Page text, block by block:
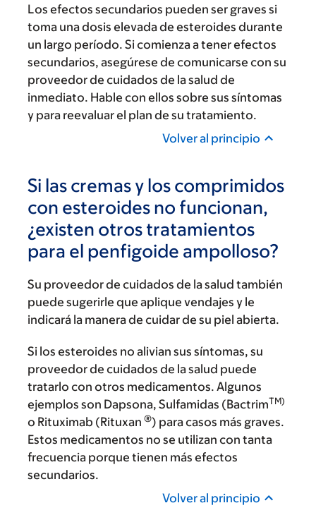
Los efectos secundarios pueden ser graves si
toma una dosis elevada de esteroides durante
un largo período. Si comienza a tener efectos
secundarios, asegúrese de comunicarse con su
proveedor de cuidados de la salud de
inmediato. Hable con ellos sobre sus síntomas
y para reevaluar el plan de su tratamiento.
Volver al principio
Si las cremas y los comprimidos
con esteroides no funcionan,
¿existen otros tratamientos
para el penfigoide ampolloso?
Su proveedor de cuidados de la salud también
puede sugerirle que aplique vendajes y le
indicará la manera de cuidar de su piel abierta.
Si los esteroides no alivian sus síntomas, su
proveedor de cuidados de la salud puede
tratarlo con otros medicamentos. Algunos
ejemplos son Dapsona, Sulfamidas (BactrimTM)
o Rituximab (Rituxan ®) para casos más graves.
Estos medicamentos no se utilizan con tanta
frecuencia porque tienen más efectos
secundarios.
Volver al principio